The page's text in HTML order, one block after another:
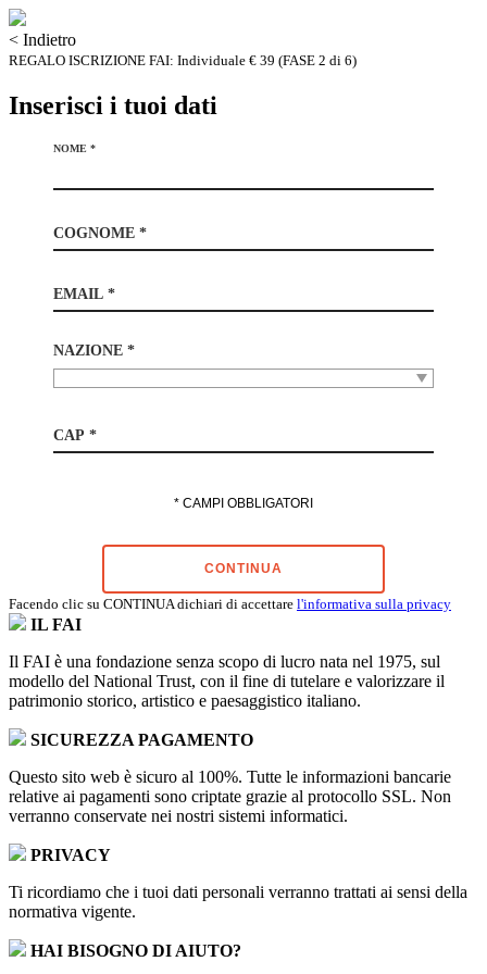
< Indietro
REGALO ISCRIZIONE FAI: Individuale € 39 (FASE 2 di 6)
Inserisci i tuoi dati
NOME *
COGNOME *
EMAIL *
NAZIONE *
CAP *
* CAMPI OBBLIGATORI
CONTINUA
Facendo clic su CONTINUA dichiari di accettare l'informativa sulla privacy
IL FAI
Il FAI è una fondazione senza scopo di lucro nata nel 1975, sul
modello del National Trust, con il fine di tutelare e valorizzare il
patrimonio storico, artistico e paesaggistico italiano.
SICUREZZA PAGAMENTO
Questo sito web è sicuro al 100%. Tutte le informazioni bancarie
relative ai pagamenti sono criptate grazie al protocollo SSL. Non
verranno conservate nei nostri sistemi informatici.
PRIVACY
Ti ricordiamo che i tuoi dati personali verranno trattati ai sensi della
normativa vigente.
HAI BISOGNO DI AIUTO?